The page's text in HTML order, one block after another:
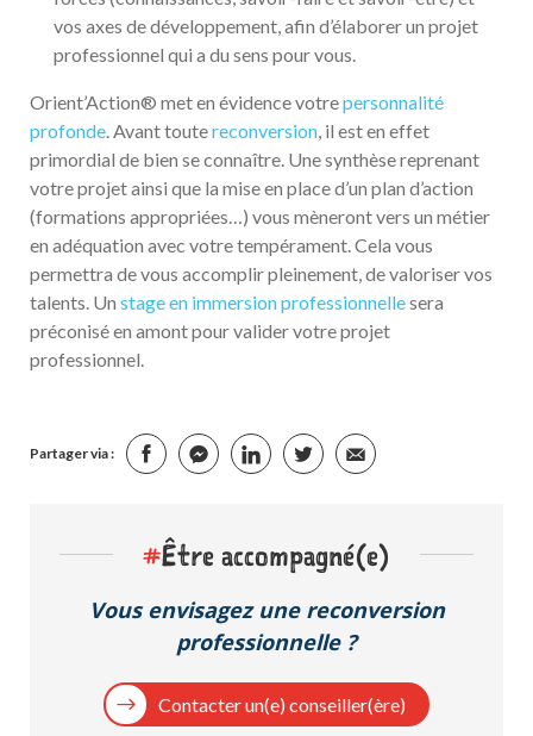
vos axes de développement, afin d’élaborer un projet
professionnel qui a du sens pour vous.
Orient’Action® met en évidence votrepersonnalité
profonde . Avant toutereconversion , il est en effet
primordial de bien se connaître. Une synthèse reprenant
votre projet ainsi que la mise en place d’un plan d’action
(formations appropriées…) vous mèneront vers un métier
en adéquation avec votre tempérament. Cela vous
permettra de vous accomplir pleinement, de valoriser vos
talents. Un stage en immersion professionnellesera
préconisé en amont pour valider votre projet
professionnel.
Partager via :
#Être accompagné(e)
Vous envisagez une reconversion
professionnelle ?
Contacter un(e) conseiller(ère)